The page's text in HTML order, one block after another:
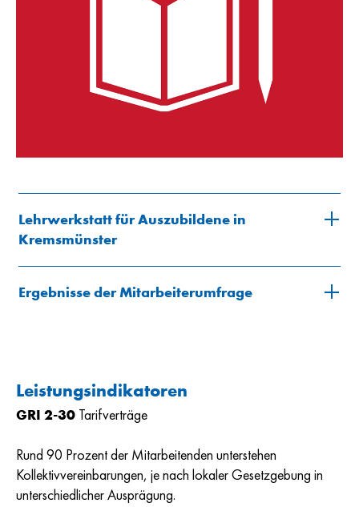
Lehrwerkstatt für Auszubildene in
Kremsmünster
Ergebnisse der Mitarbeiterumfrage
Leistungsindikatoren
GRI 2-30 Tarifverträge
Rund 90 Prozent der Mitarbeitenden unterstehen
Kollektivvereinbarungen, je nach lokaler Gesetzgebung in
unterschiedlicher Ausprägung.